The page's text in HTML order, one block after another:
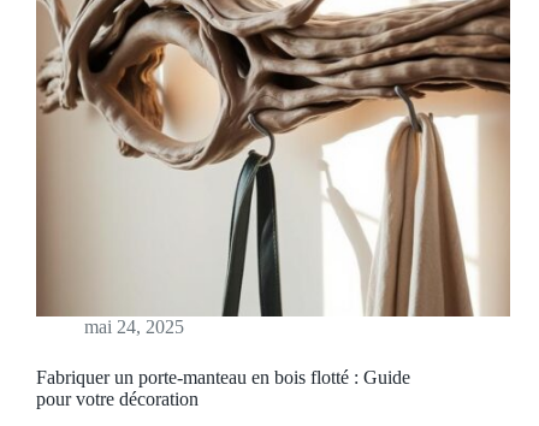
mai 24, 2025
Fabriquer un porte‑manteau en bois flotté : Guide
pour votre décoration